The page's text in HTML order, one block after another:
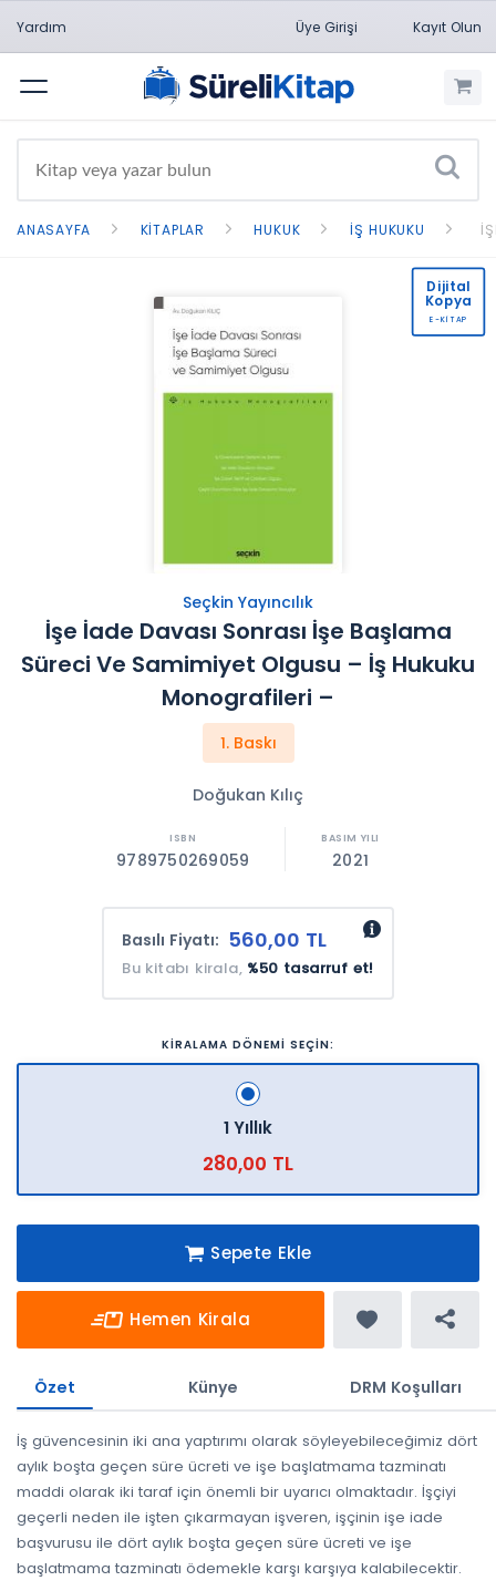
Yardım Üye Girişi Kayıt Olun
Menü
ANASAYFA KITAPLAR HUKUK İŞ HUKUKU
Seçkin Yayıncılık
İşe İade Davası Sonrası İşe Başlama
Süreci Ve Samimiyet Olgusu – İş Hukuku
Monografileri –
1. Baskı
Doğukan Kılıç
9789750269059 2021
Basılı Fiyatı: 560,00 TL
Bu kitabı kirala, %50 tasarruf et!
KİRALAMA DÖNEMİ SEÇİN:
1 Yıllık
280,00 TL
Sepete Ekle
Hemen Kirala
Özet Künye DRM Koşulları
İş güvencesinin iki ana yaptırımı olarak söyleyebileceğimiz dört
aylık boşta geçen süre ücreti ve işe başlatmama tazminatı
maddi olarak iki taraf için önemli bir uyarıcı olmaktadır. İşçiyi
geçerli neden ile işten çıkarmayan işveren, işçinin işe iade
başvurusu ile dört aylık boşta geçen süre ücreti ve işe
başlatmama tazminatı ödemekle karşı karşıya kalabilecektir.
Dijital
Kopya
E-KİTAP